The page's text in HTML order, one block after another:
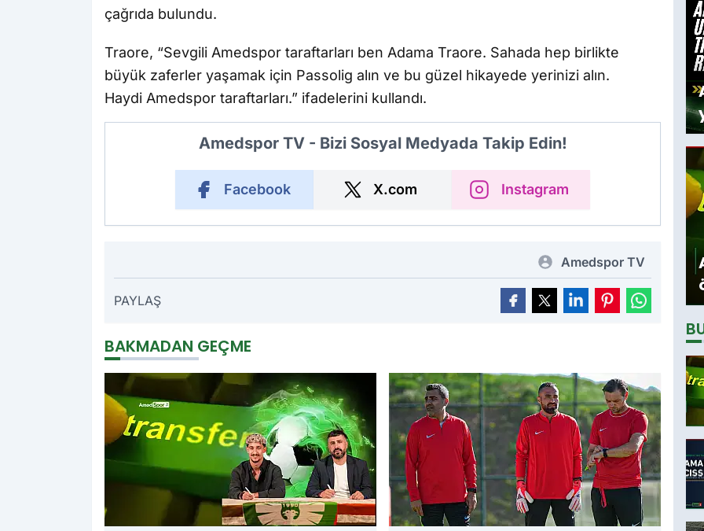
çağrıda bulundu.
Traore, “Sevgili Amedspor taraftarları ben Adama Traore. Sahada hep birlikte
büyük zaferler yaşamak için Passolig alın ve bu güzel hikayede yerinizi alın.
Haydi Amedspor taraftarları.” ifadelerini kullandı.
Amedspor TV - Bizi Sosyal Medyada Takip Edin!
Facebook X.com Instagram
Amedspor TV
PAYLAŞ
BAKMADAN GEÇME